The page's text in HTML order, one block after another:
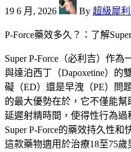
19 6 月, 2026 by
By 超級犀
P-Force藥效多久？：了解
Super P-Force（必利吉）作為
與達泊西丁（Dapoxetine）的
礙（ED）還是早洩（PE）問
的最大優勢在於，它不僅能
延遲射精時間，使得性行為
Super P-Force的藥效持久性
這款藥物適用於治療18至75